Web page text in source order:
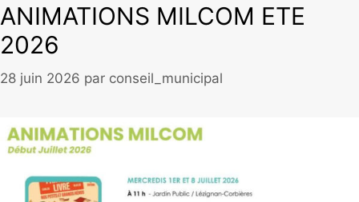
ANIMATIONS MILCOM ETE
2026
28 juin 2026 par conseil_municipal